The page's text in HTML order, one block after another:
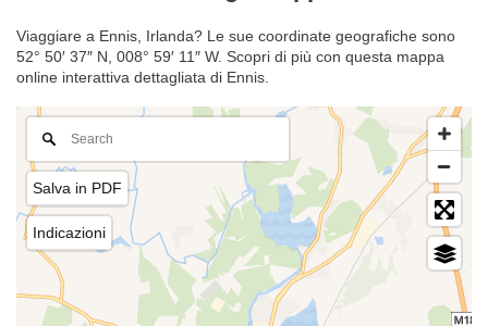
Viaggiare a Ennis, Irlanda? Le sue coordinate geografiche sono
52° 50′ 37″ N, 008° 59′ 11″ W. Scopri di più con questa mappa
online interattiva dettagliata di Ennis.
Salva in PDF
Indicazioni